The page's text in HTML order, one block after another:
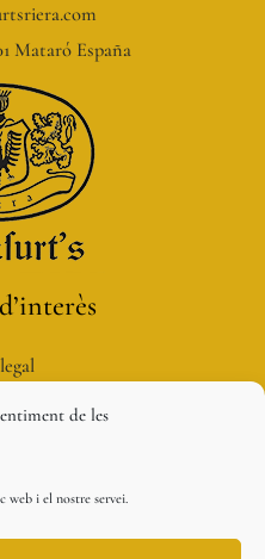
de les
web i el nostre servei.
Mataró España
privacitat